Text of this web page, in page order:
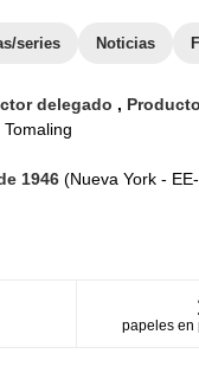
series Noticias
delegado ,
1946 (Nueva York -
papeles en